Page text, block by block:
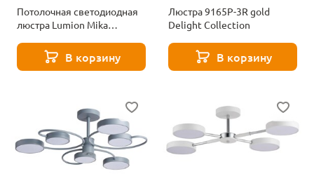
Потолочная светодиодная
люстра Lumion Mika
В корзину
Люстра 9165P-3R gold
Delight Collection
В корзину